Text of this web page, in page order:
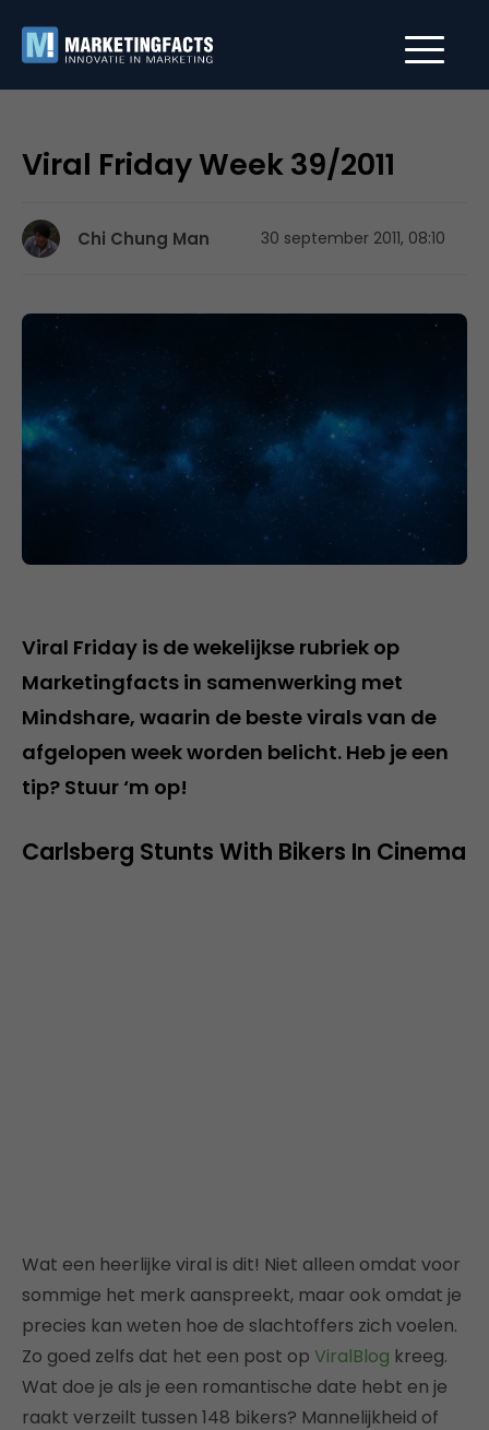
Viral Friday Week 39/2011
Chi Chung Man 30 september 2011, 08:10
Viral Friday is de wekelijkse rubriek op
Marketingfacts in samenwerking met
Mindshare, waarin de beste virals van de
afgelopen week worden belicht. Heb je een
tip? Stuur ‘m op!
Carlsberg Stunts With Bikers In Cinema
Wat een heerlijke viral is dit! Niet alleen omdat voor
sommige het merk aanspreekt, maar ook omdat je
precies kan weten hoe de slachtoffers zich voelen.
Zo goed zelfs dat het een post op ViralBlog kreeg.
Wat doe je als je een romantische date hebt en je
raakt verzeilt tussen 148 bikers? Mannelijkheid of